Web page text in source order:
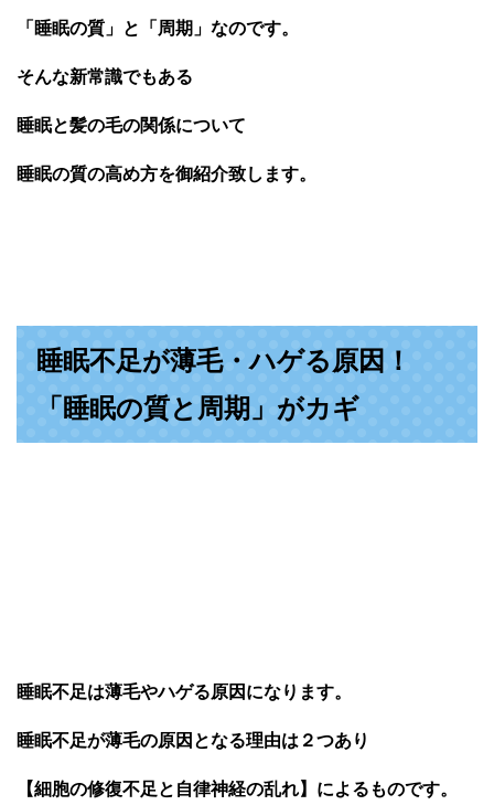
「睡眠の質」と「周期」なのです。
そんな新常識でもある
睡眠と髪の毛の関係について
睡眠の質の高め方を御紹介致します。
睡眠不足が薄毛・ハゲる原因！
「睡眠の質と周期」がカギ
睡眠不足は薄毛やハゲる原因になります。
睡眠不足が薄毛の原因となる理由は２つあり
【細胞の修復不足と自律神経の乱れ】によるものです。